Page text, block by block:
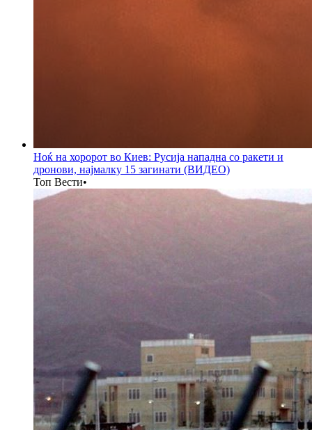
Ноќ на хоророт во Киев: Русија нападна со ракети и
дронови, најмалку 15 загинати (ВИДЕО)
Топ Вести•